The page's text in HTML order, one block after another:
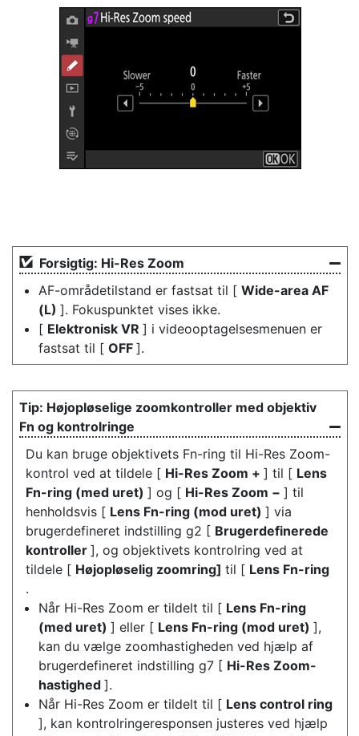
Forsigtig: Hi-Res Zoom
AF-områdetilstand er fastsat til [ Wide-area AF
(L) ]. Fokuspunktet vises ikke.
[ Elektronisk VR ] i videooptagelsesmenuen er
fastsat til [ OFF ].
Højopløselige zoomkontroller med objektiv
Fn og kontrolringe
Du kan bruge objektivets Fn-ring til Hi-Res Zoom-
kontrol ved at tildele [ Hi-Res Zoom + ] til [ Lens
Fn-ring (med uret) ] og [ Hi-Res Zoom − ] til
henholdsvis [ Lens Fn-ring (mod uret) ] via
brugerdefineret indstilling g2 [ Brugerdefinerede
kontroller ], og objektivets kontrolring ved at
tildele [ Højopløselig zoomring] til [ Lens Fn-ring
.
Når Hi-Res Zoom er tildelt til [ Lens Fn-ring
(med uret) ] eller [ Lens Fn-ring (mod uret) ],
kan du vælge zoomhastigheden ved hjælp af
brugerdefineret indstilling g7 [ Hi-Res Zoom-
hastighed ].
Når Hi-Res Zoom er tildelt til [ Lens control ring
], kan kontrolringeresponsen justeres ved hjælp